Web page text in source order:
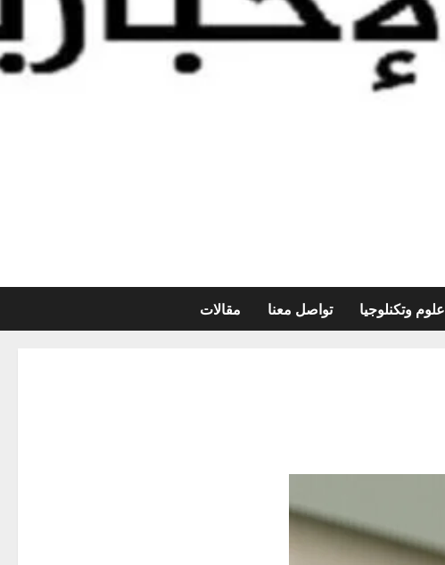
علوم وتكنلوجيا تواصل معنا مقالات